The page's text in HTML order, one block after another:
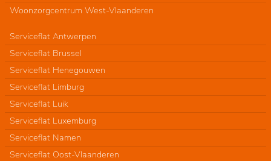
Woonzorgcentrum West-Vlaanderen
Serviceflat Antwerpen
Serviceflat Brussel
Serviceflat Henegouwen
Serviceflat Limburg
Serviceflat Luik
Serviceflat Luxemburg
Serviceflat Namen
Serviceflat Oost-Vlaanderen